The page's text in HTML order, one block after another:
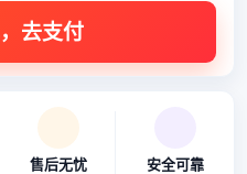
售后无忧 安全可靠